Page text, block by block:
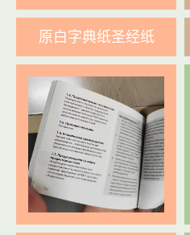
原白字典纸圣经纸